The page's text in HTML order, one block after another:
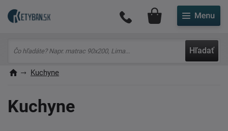
Hľadať
Môj účet
Kuchyne
Kuchyne